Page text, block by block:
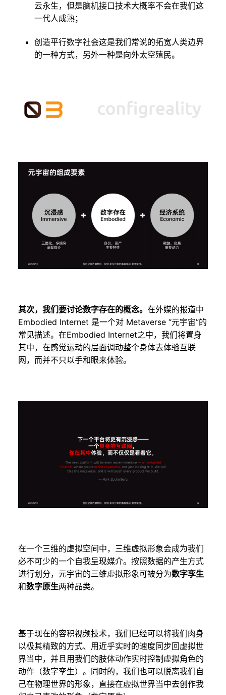
云永生，但是脑机接口技术大概率不会在我们这
一代人成熟；
创造平行数字社会这是我们常说的拓宽人类边界
的一种方式，另外一种是向外太空殖民。
其次，我们要讨论数字存在的概念。 在外媒的报道中
Embodied Internet 是一个对 Metaverse “元宇宙”的
常见描述。在Embodied Internet之中，我们将置身
其中，在感觉运动的层面调动整个身体去体验互联
网，而并不只以手和眼来体验。
在一个三维的虚拟空间中，三维虚拟形象会成为我们
必不可少的一个自我呈现媒介。按照数据的产生方式
进行划分，元宇宙的三维虚拟形象可被分为数字孪生
和数字原生两种品类。
基于现在的容积视频技术，我们已经可以将我们肉身
以极其精致的方式、用近乎实时的速度同步回虚拟世
界当中，并且用我们的肢体动作实时控制虚拟角色的
动作（数字孪生）。同时的，我们也可以脱离我们自
己在物理世界的形象，直接在虚拟世界当中去创作我